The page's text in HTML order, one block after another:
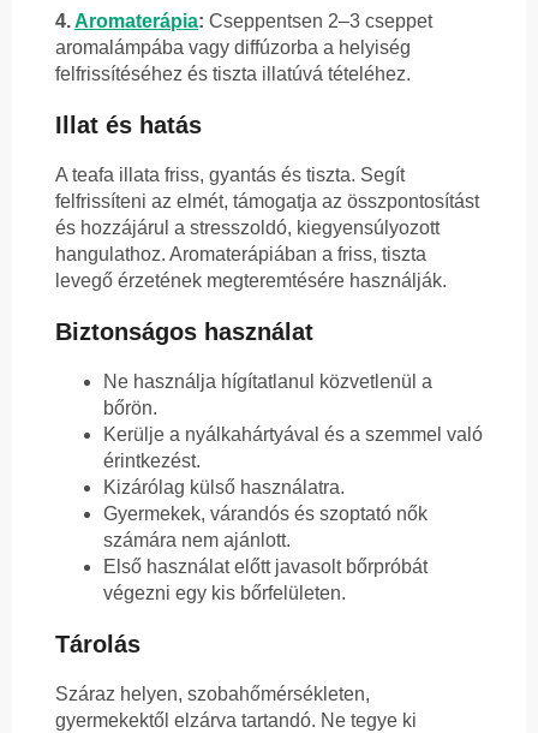
4.Aromaterápia: Cseppentsen 2–3 cseppet
aromalámpába vagy diffúzorba a helyiség
felfrissítéséhez és tiszta illatúvá tételéhez.
Illat és hatás
A teafa illata friss, gyantás és tiszta. Segít
felfrissíteni az elmét, támogatja az összpontosítást
és hozzájárul a stresszoldó, kiegyensúlyozott
hangulathoz. Aromaterápiában a friss, tiszta
levegő érzetének megteremtésére használják.
Biztonságos használat
Ne használja hígítatlanul közvetlenül a
bőrön.
Kerülje a nyálkahártyával és a szemmel való
érintkezést.
Kizárólag külső használatra.
Gyermekek, várandós és szoptató nők
számára nem ajánlott.
Első használat előtt javasolt bőrpróbát
végezni egy kis bőrfelületen.
Tárolás
Száraz helyen, szobahőmérsékleten,
gyermekektől elzárva tartandó. Ne tegye ki